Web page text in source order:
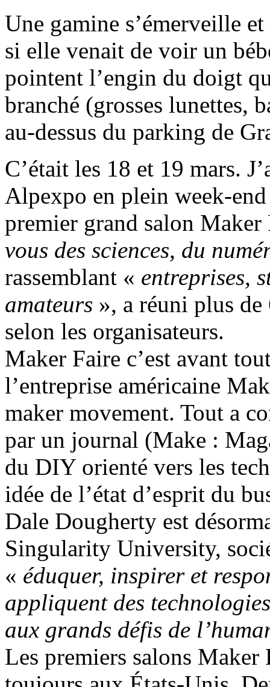
Une gamine s’émerveille
si elle venait de voir un
pointent l’engin du doigt
branché (grosses lunettes,
au-dessus du parking de
C’était les 18 et 19 mars.
Alpexpo en plein week-
premier grand salon
vous des sciences, du
rassemblant « entreprises,
amateurs », a réuni plus
selon les organisateurs.
Maker Faire c’est avant
l’entreprise américaine
maker movement. Tout a
par un journal (Make :
du DIY orienté vers les
idée de l’état d’esprit du
Dale Dougherty est
Singularity University,
« éduquer, inspirer et
appliquent des
aux grands défis de
Les premiers salons